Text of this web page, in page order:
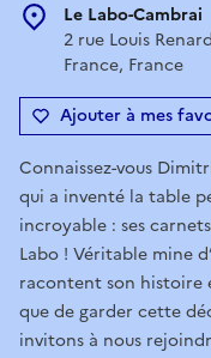
Le Labo-Cambrai
2 rue Louis
France, France
Ajouter à mes
Connaissez-vous
qui a inventé la table
incroyable : ses
Labo ! Véritable mine
racontent son histoire
que de garder cette
invitons à nous